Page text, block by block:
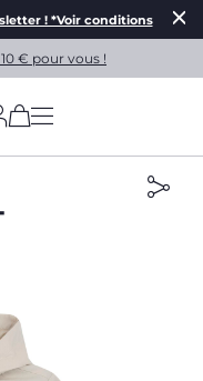
! *Voir conditions
€ pour vous !
(has more options